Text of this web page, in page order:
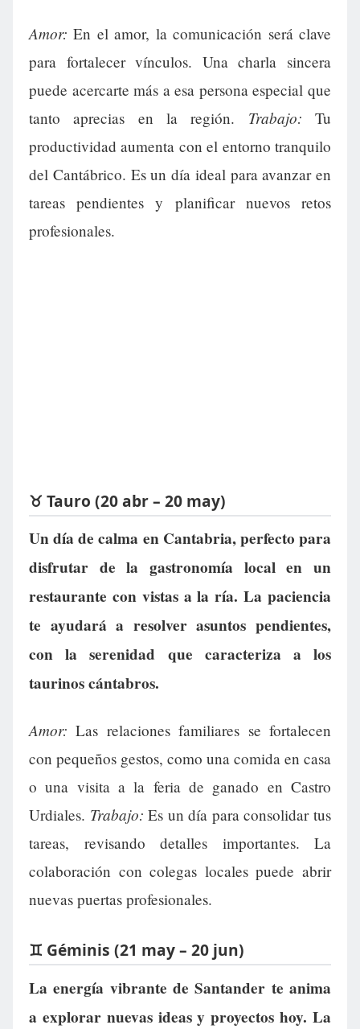
Amor: En el amor, la comunicación será clave
para fortalecer vínculos. Una charla sincera
puede acercarte más a esa persona especial que
tanto aprecias en la región. Trabajo: Tu
productividad aumenta con el entorno tranquilo
del Cantábrico. Es un día ideal para avanzar en
tareas pendientes y planificar nuevos retos
profesionales.
♉ Tauro (20 abr – 20 may)
Un día de calma en Cantabria, perfecto para
disfrutar de la gastronomía local en un
restaurante con vistas a la ría. La paciencia
te ayudará a resolver asuntos pendientes,
con la serenidad que caracteriza a los
taurinos cántabros.
Amor: Las relaciones familiares se fortalecen
con pequeños gestos, como una comida en casa
o una visita a la feria de ganado en Castro
Urdiales. Trabajo: Es un día para consolidar tus
tareas, revisando detalles importantes. La
colaboración con colegas locales puede abrir
nuevas puertas profesionales.
♊ Géminis (21 may – 20 jun)
La energía vibrante de Santander te anima
a explorar nuevas ideas y proyectos hoy. La